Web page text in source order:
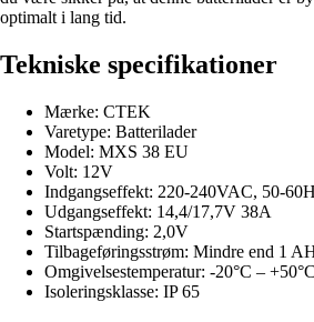
optimalt i lang tid.
Tekniske specifikationer
Mærke: CTEK
Varetype: Batterilader
Model: MXS 38 EU
Volt: 12V
Indgangseffekt: 220-240VAC, 50-
Udgangseffekt: 14,4/17,7V 38A
Startspænding: 2,0V
Tilbageføringsstrøm: Mindre end 1
Omgivelsestemperatur: -20°C – +50°C
Isoleringsklasse: IP 65